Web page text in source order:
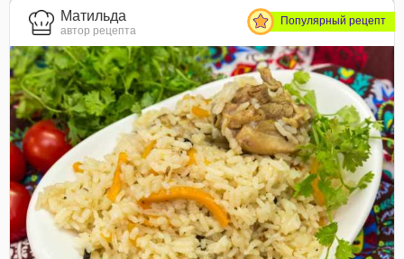
Матильда
автор рецепта
Популярный рецепт